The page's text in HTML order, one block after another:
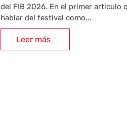
del FIB 2026. En el primer artículo
hablar del festival como...
Leer más